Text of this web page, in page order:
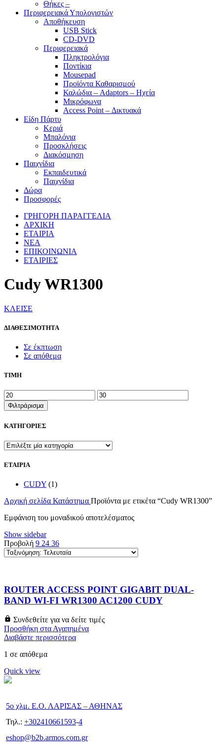
Θήκες –
Περιφερειακά Υπολογιστών
Αποθήκευση
USB Stick
CD-DVD
Περιφερειακά
Πληκτρολόγια
Ποντίκια
Mousepad
Προϊόντα Καθαρισμού
Καλώδια – Adaptors – Ηχεία
Μικρόφωνα
Access Point – Δικτυακά
Είδη Πάρτυ
Κεριά
Μπαλόνια
Προσκλήσεις
Διακόσμηση
Παιχνίδια
Εκπαιδευτικά
Παιχνίδια
Δώρα
Προσφορές
ΓΡΗΓΟΡΗ ΠΑΡΑΓΓΕΛΙΑ
ΑΡΧΙΚΗ
ΕΤΑΙΡΙΑ
ΝΕΑ
ΕΠΙΚΟΙΝΩΝΙΑ
ΕΤΑΙΡΙΕΣ
Cudy WR1300
ΚΛΕΙΣΕ
ΔΙΑΘΕΣΙΜΟΤΗΤΑ
Σε έκπτωση
Σε απόθεμα
ΤΙΜΗ
Ελάχιστη
τιμή
Μέγιστη
τιμή
Φιλτράρισμα
ΚΑΤΗΓΟΡΙΕΣ
ΕΤΑΙΡΙΑ
CUDY (1)
Αρχική σελίδα Κατάστημα Προϊόντα με ετικέτα “Cudy WR1300”
Εμφάνιση του μοναδικού αποτελέσματος
Show sidebar
Προβολή 9 24 36
ROUTER ACCESS POINT GIGABIT DUAL-
BAND WI-FI WR1300 AC1200 CUDY
Συνδεθείτε για να δείτε τιμές
Προσθήκη στα Αγαπημένα
Διαβάστε περισσότερα
1 σε απόθεμα
Quick view
5ο χλμ. Ε.Ο. ΛΑΡΙΣΑΣ – ΑΘΗΝΑΣ
Τηλ.: +302410661593-4
eshop@b2b.armos.com.gr